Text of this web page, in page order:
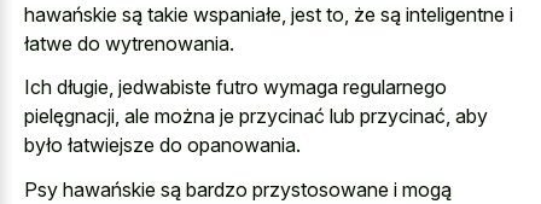
hawańskie są takie wspaniałe, jest to, że są inteligentne i
łatwe do wytrenowania.
Ich długie, jedwabiste futro wymaga regularnego
pielęgnacji, ale można je przycinać lub przycinać, aby
było łatwiejsze do opanowania.
Psy hawańskie są bardzo przystosowane i mogą